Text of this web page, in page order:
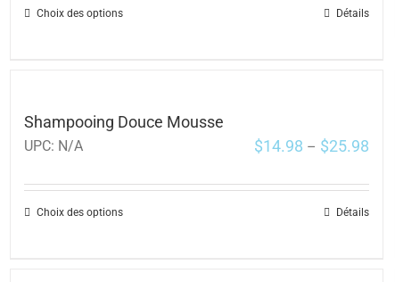
Choix des options Détails
Shampooing Douce Mousse
UPC: N/A $14.98 – $25.98
Choix des options Détails